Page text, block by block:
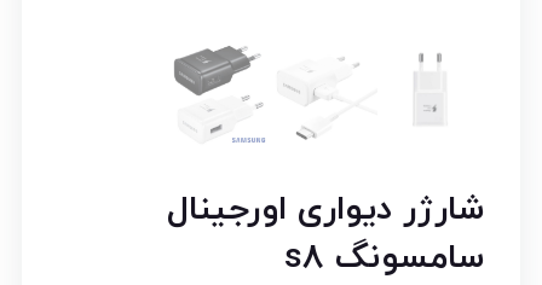
شارژر دیواری اورجینال
سامسونگ s8